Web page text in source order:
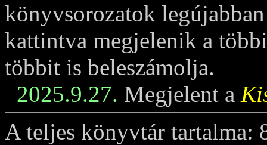
könyvsorozatok
kattintva megjelenik a
többit is beleszámolja.
2025.9.27. Megjelent a
A teljes könyvtár tartalma: